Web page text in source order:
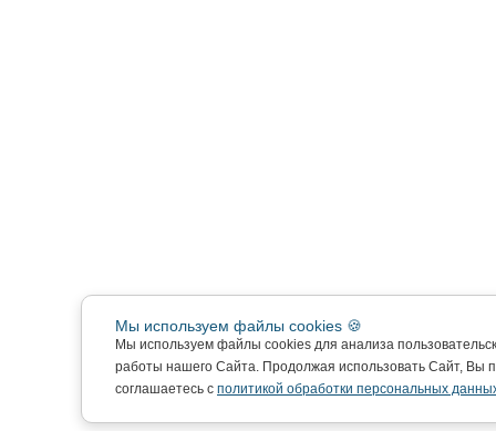
Мы используем файлы cookies 🍪
Мы используем файлы cookies для анализа
работы нашего Сайта. Продолжая использовать Сайт, Вы
соглашаетесь с политикой обработки персональных